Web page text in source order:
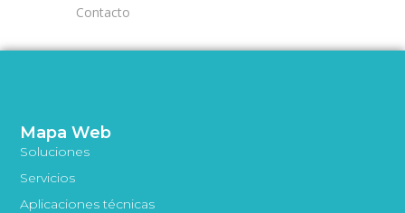
Contacto
Mapa Web
Soluciones
Servicios
Aplicaciones técnicas